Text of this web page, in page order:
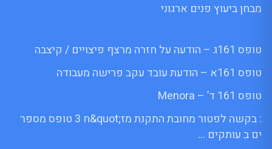
מבחן ביעוץ פנים ארגוני
טופס 161ג – הודעה על חזרה מרצף פיצויים / קיצבה
טופס 161א – הודעת עובד עקב פרישה מעבודה
טופס 161 ד’ – Menora
: בקשה לפטור מחובת התקנת מז;quot&ח 3 טופס מספר
ים ב עותקים …